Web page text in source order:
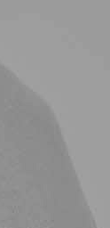
Style